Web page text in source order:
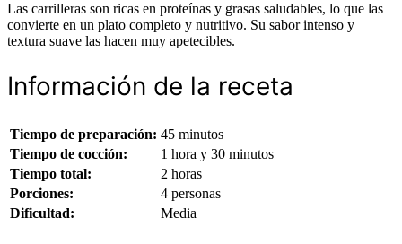
Las carrilleras son ricas en proteínas y grasas saludables, lo que las
convierte en un plato completo y nutritivo. Su sabor intenso y
textura suave las hacen muy apetecibles.
Información de la receta
Tiempo de preparación: 45 minutos
Tiempo de cocción:
1 hora y 30 minutos
Tiempo total:
2 horas
Porciones:
4 personas
Dificultad:
Media